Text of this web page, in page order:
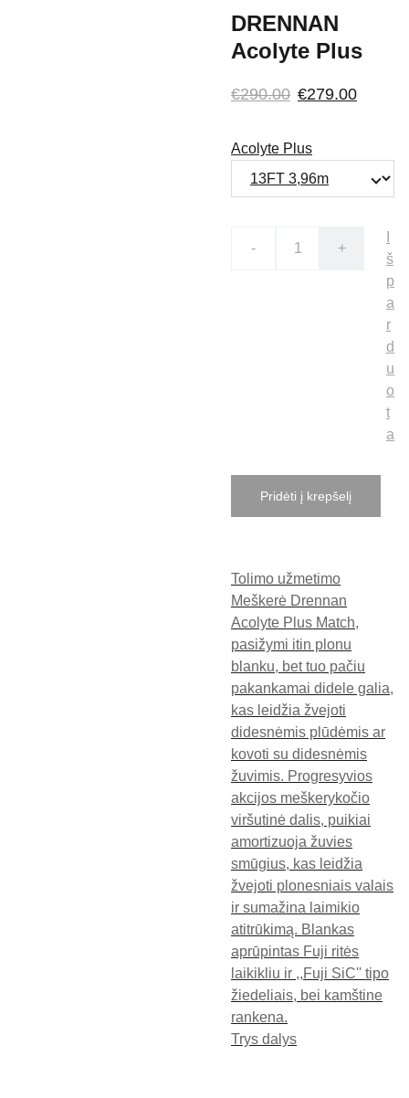
DRENNAN
Acolyte Plus
€290.00 €279.00
Acolyte Plus
- +
š
p
a
r
d
u
o
t
a
Pridėti į krepšelį
Tolimo užmetimo
Meškerė Drennan
Acolyte Plus Match,
pasižymi itin plonu
blanku, bet tuo pačiu
pakankamai didele galia,
kas leidžia žvejoti
didesnėmis plūdėmis ar
kovoti su didesnėmis
žuvimis. Progresyvios
akcijos meškerykočio
viršutinė dalis, puikiai
amortizuoja žuvies
smūgius, kas leidžia
žvejoti plonesniais valais
ir sumažina laimikio
atitrūkimą. Blankas
aprūpintas Fuji ritės
laikikliu ir ,,Fuji SiC'' tipo
žiedeliais, bei kamštine
rankena.
Trys dalys